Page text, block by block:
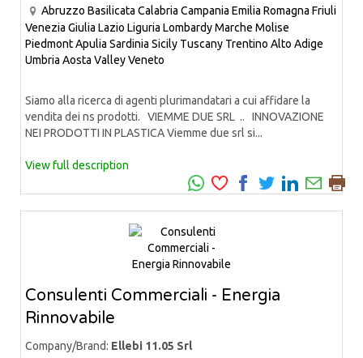
Abruzzo Basilicata Calabria Campania Emilia Romagna Friuli
Venezia Giulia Lazio Liguria LombardyMarche Molise
PiedmontApulia Sardinia Sicily Tuscany Trentino Alto Adige
Umbria Aosta ValleyVeneto
Siamo alla ricerca di agenti plurimandatari a cui affidare la
vendita dei ns prodotti. VIEMME DUE SRL .. INNOVAZIONE
NEI PRODOTTI IN PLASTICA Viemme due srl si...
View full description
Consulenti Commerciali - Energia
Rinnovabile
Company/Brand: Ellebi 11.05 Srl